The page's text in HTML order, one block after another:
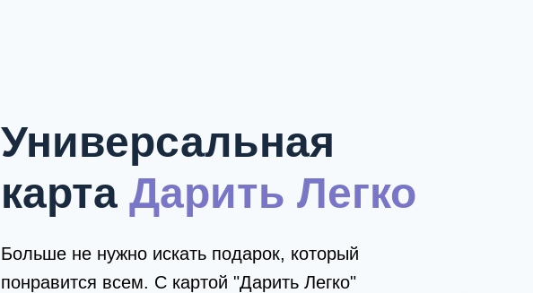
Универсальная
карта Дарить Легко
Больше не нужно искать подарок, который
понравится всем. С картой "Дарить Легко"